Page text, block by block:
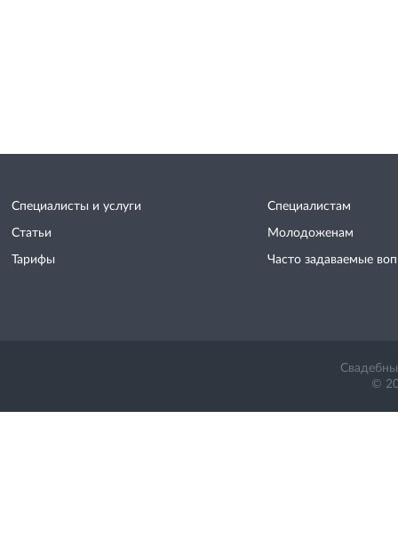
Специалисты и услуги
Статьи
Тарифы
Специалистам
Молодоженам
Часто задаваемые
©